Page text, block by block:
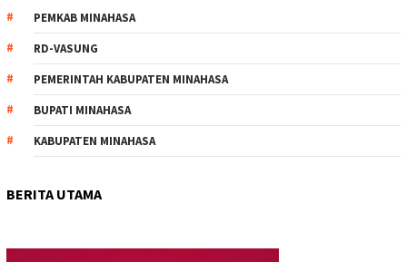
PEMKAB MINAHASA
RD-VASUNG
PEMERINTAH KABUPATEN MINAHASA
BUPATI MINAHASA
KABUPATEN MINAHASA
BERITA UTAMA